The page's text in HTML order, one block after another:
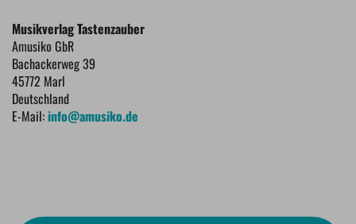
Musikverlag Tastenzauber
Amusiko GbR
Bachackerweg 39
45772 Marl
Deutschland
E-Mail:info@amusiko.de